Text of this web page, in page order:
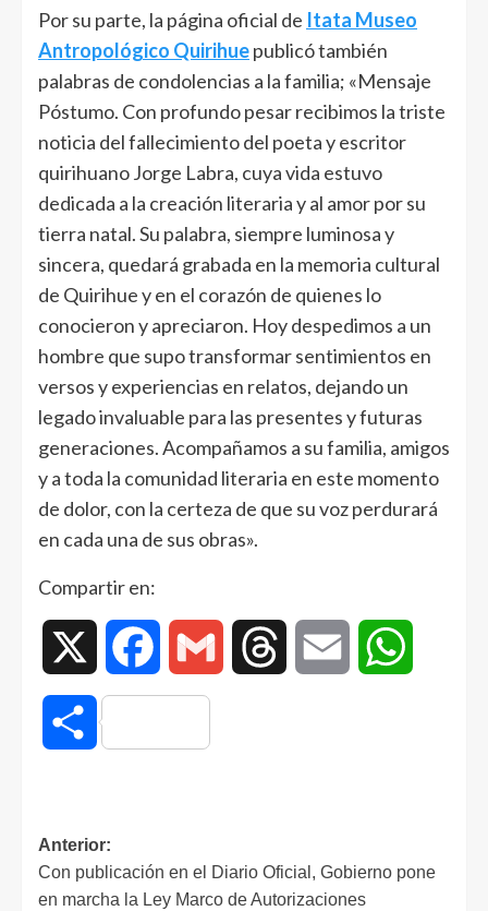
Por su parte, la página oficial de Itata Museo
Antropológico Quirihuepublicó también
palabras de condolencias a la familia; «Mensaje
Póstumo. Con profundo pesar recibimos la triste
noticia del fallecimiento del poeta y escritor
quirihuano Jorge Labra, cuya vida estuvo
dedicada a la creación literaria y al amor por su
tierra natal. Su palabra, siempre luminosa y
sincera, quedará grabada en la memoria cultural
de Quirihue y en el corazón de quienes lo
conocieron y apreciaron. Hoy despedimos a un
hombre que supo transformar sentimientos en
versos y experiencias en relatos, dejando un
legado invaluable para las presentes y futuras
generaciones. Acompañamos a su familia, amigos
y a toda la comunidad literaria en este momento
de dolor, con la certeza de que su voz perdurará
en cada una de sus obras».
Compartir en:
Facebook Gmail Threads Email
Compartir
Anterior:
Con publicación en el Diario Oficial, Gobierno pone
en marcha la Ley Marco de Autorizaciones